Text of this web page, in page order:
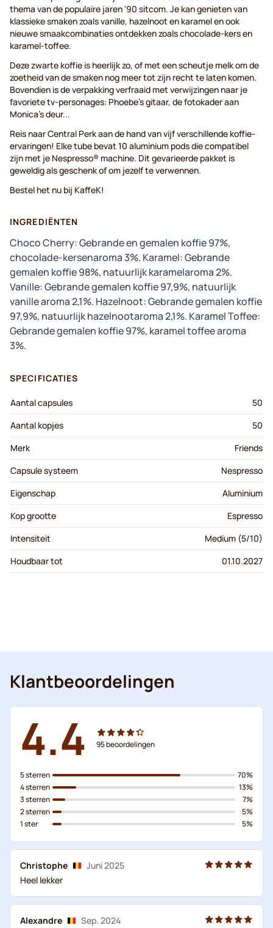
thema van de populaire jaren '90 sitcom. Je kan genieten van
klassieke smaken zoals vanille, hazelnoot en karamel en ook
nieuwe smaakcombinaties ontdekken zoals chocolade-kers en
karamel-toffee.
Deze zwarte koffie is heerlijk zo, of met een scheutje melk om de
zoetheid van de smaken nog meer tot zijn recht te laten komen.
Bovendien is de verpakking verfraaid met verwijzingen naar je
favoriete tv-personages: Phoebe's gitaar, de fotokader aan
Monica's deur...
Reis naar Central Perk aan de hand van vijf verschillende koffie-
ervaringen! Elke tube bevat 10 aluminium pods die compatibel
zijn met je Nespresso® machine. Dit gevarieerde pakket is
geweldig als geschenk of om jezelf te verwennen.
Bestel het nu bij KaffeK!
INGREDIËNTEN
Choco Cherry: Gebrande en gemalen koffie 97%,
chocolade-kersenaroma 3%. Karamel: Gebrande
gemalen koffie 98%, natuurlijk karamelaroma 2%.
Vanille: Gebrande gemalen koffie 97,9%, natuurlijk
vanille aroma 2,1%. Hazelnoot: Gebrande gemalen koffie
97,9%, natuurlijk hazelnootaroma 2,1%. Karamel Toffee:
Gebrande gemalen koffie 97%, karamel toffee aroma
3%.
SPECIFICATIES
Aantal capsules
50
Aantal kopjes
50
Merk
Friends
Capsule systeem
Nespresso
Eigenschap
Aluminium
Kop grootte
Espresso
Intensiteit
Medium (5/10)
Houdbaar tot
01.10.2027
Klantbeoordelingen
4.4 95beoordelingen
5 sterren
4 sterren
3 sterren
2 sterren
1 ster
70%
13%
7%
5%
5%
Christophe
Juni 2025
Heel lekker
Alexandre
Sep. 2024